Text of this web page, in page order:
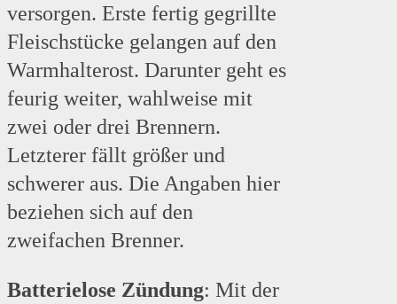
versorgen. Erste fertig gegrillte
Fleischstücke gelangen auf den
Warmhalterost. Darunter geht es
feurig weiter, wahlweise mit
zwei oder drei Brennern.
Letzterer fällt größer und
schwerer aus. Die Angaben hier
beziehen sich auf den
zweifachen Brenner.
Batterielose Zündung: Mit der